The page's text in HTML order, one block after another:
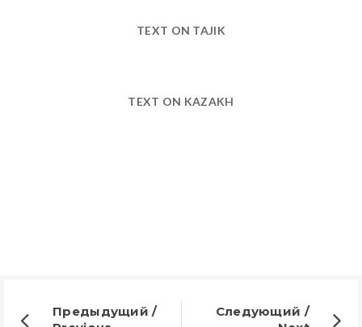
TEXT ON TAJIK
TEXT ON KAZAKH
Предыдущий /
Следующий /